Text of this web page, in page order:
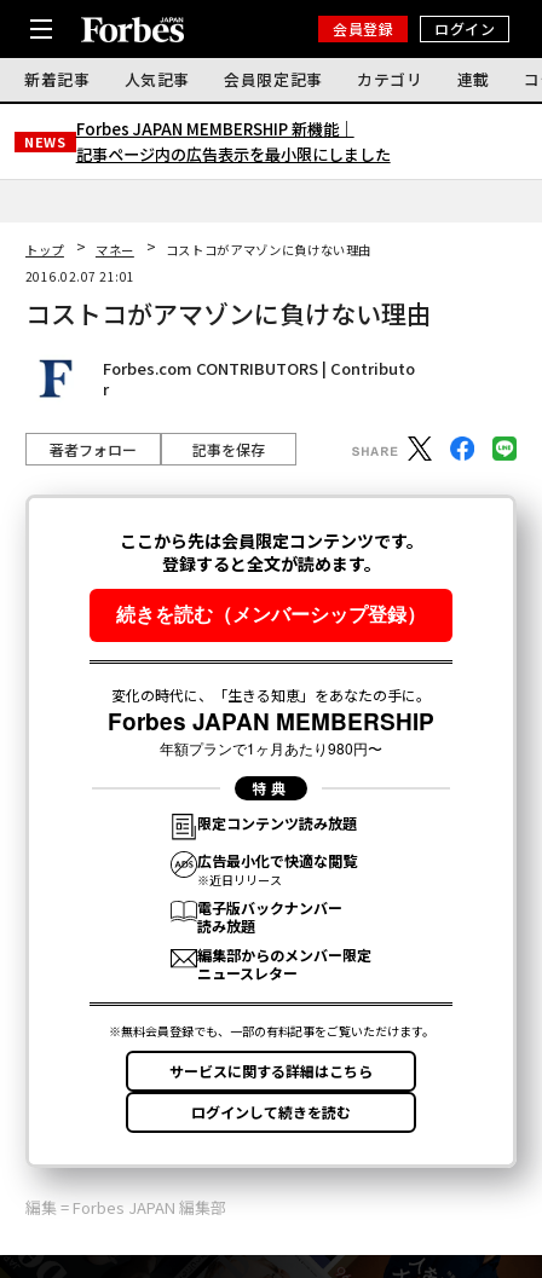
会員登録 ログイン
新着記事 人気記事 会員限定記事 カテゴリ 連載
NEWS
Forbes JAPAN MEMBERSHIP 新機能｜
記事ページ内の広告表示を最小限にしました
トップ マネー
コストコがアマゾンに負けない理由
2016.02.07 21:01
コストコがアマゾンに負けない理由
Forbes.com CONTRIBUTORS | Contributo
r
著者フォロー 記事を保存
編集 = Forbes JAPAN 編集部